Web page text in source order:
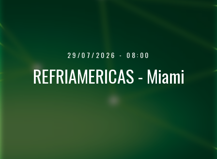
29/07/2026 - 08:00
REFRIAMERICAS - Miami